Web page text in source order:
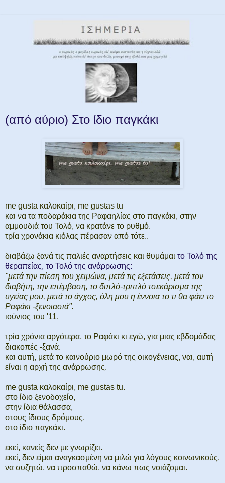
(από αύριο) Στο ίδιο παγκάκι
me gusta καλοκαίρι, me gustas tu
και να τα ποδαράκια της Ραφαηλίας στο παγκάκι, στην
αμμουδιά του Τολό, να κρατάνε το ρυθμό.
τρία χρονάκια κιόλας πέρασαν από τότε..
διαβάζω ξανά τις παλιές αναρτήσεις και θυμάμαι το Τολό της
θεραπείας, το Τολό της ανάρρωσης:
"μετά την πίεση του χειμώνα, μετά τις εξετάσεις, μετά τον
διαβήτη, την επέμβαση, το διπλό-τριπλό τσεκάρισμα της
υγείας μου, μετά το άγχος, όλη μου η έννοια το τι θα φάει το
Ραφάκι -ξενοιασιά".
ιούνιος του '11.
τρία χρόνια αργότερα, το Ραφάκι κι εγώ, για μιας εβδομάδας
διακοπές -ξανά.
και αυτή, μετά το καινούριο μωρό της οικογένειας, ναι, αυτή
είναι η αρχή της ανάρρωσης.
me gusta καλοκαίρι, me gustas tu.
στο ίδιο ξενοδοχείο,
στην ίδια θάλασσα,
στους ίδιους δρόμους.
στο ίδιο παγκάκι.
εκεί, κανείς δεν με γνωρίζει.
εκεί, δεν είμαι αναγκασμένη να μιλώ για λόγους κοινωνικούς.
να συζητώ, να προσπαθώ, να κάνω πως νοιάζομαι.